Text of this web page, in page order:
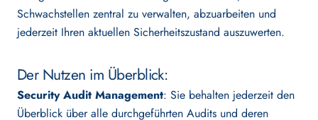
Schwachstellen zentral zu verwalten, abzuarbeiten und
jederzeit Ihren aktuellen Sicherheitszustand auszuwerten.
Der Nutzen im Überblick:
Security Audit Management: Sie behalten jederzeit den
Überblick über alle durchgeführten Audits und deren